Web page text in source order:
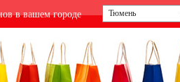
в вашем городе